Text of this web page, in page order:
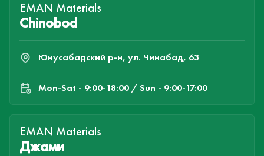
EMAN Materials
Chinobod
Юнусабадский р-н, ул. Чинабад, 63
Mon-Sat - 9:00-18:00 / Sun - 9:00-17:00
EMAN Materials
Джами